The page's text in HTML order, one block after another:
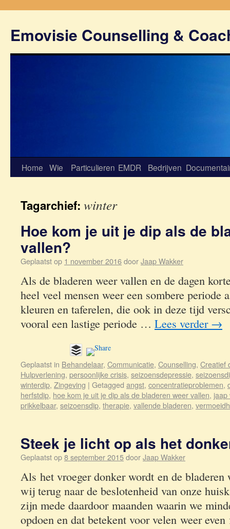
Emovisie Counselling &
Home Wie Particulieren EMDR Bedrijven
Tagarchief: winter
Hoe kom je uit je dip als de
vallen?
Geplaatst op 1 november 2016doorJaap Wakker
Als de bladeren weer vallen en de dagen
heel veel mensen weer een sombere periode
kleuren en taferelen, die ook in deze tijd
vooral een lastige periode … Lees verder →
Geplaatst in Behandelaar, Communicatie, Counselling, Creatief
Hulpverlening, persoonlijke crisis, seizoensdepressie,
winterdip, Zingeving | Getagged angst, concentratieproblemen,
herfstdip, hoe kom je uit je dip als de bladeren weer vallen, jaap
prikkelbaar, seizoensdip, therapie, vallende bladeren,
Steek je licht op als het
Geplaatst op8 september 2015doorJaap Wakker
Als het vroeger donker wordt en de bladeren
wij terug naar de beslotenheid van onze
zijn mede daardoor maanden waarin we
opdoen en dat betekent voor velen weer